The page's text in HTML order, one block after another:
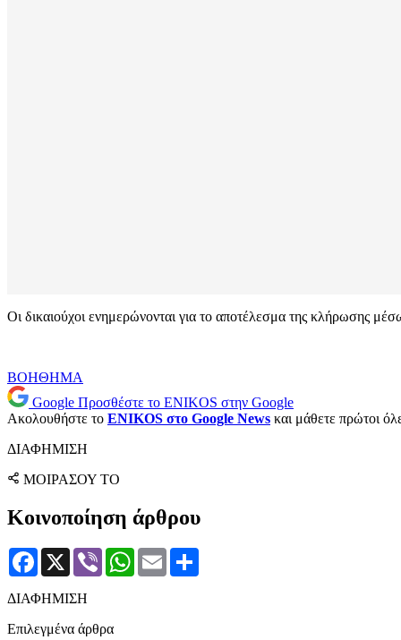
Οι δικαιούχοι ενημερώνονται για το αποτέλεσμα της
ΒΟΗΘΗΜΑ
Google Προσθέστε το ENIKOS στην Google
Ακολουθήστε το ENIKOS στο Google News και μάθετε πρώτοι
ΔΙΑΦΗΜΙΣΗ
ΜΟΙΡΑΣΟΥ ΤΟ
Κοινοποίηση άρθρου
Facebook
X Viber WhatsApp
Email
ΔΙΑΦΗΜΙΣΗ
Επιλεγμένα άρθρα